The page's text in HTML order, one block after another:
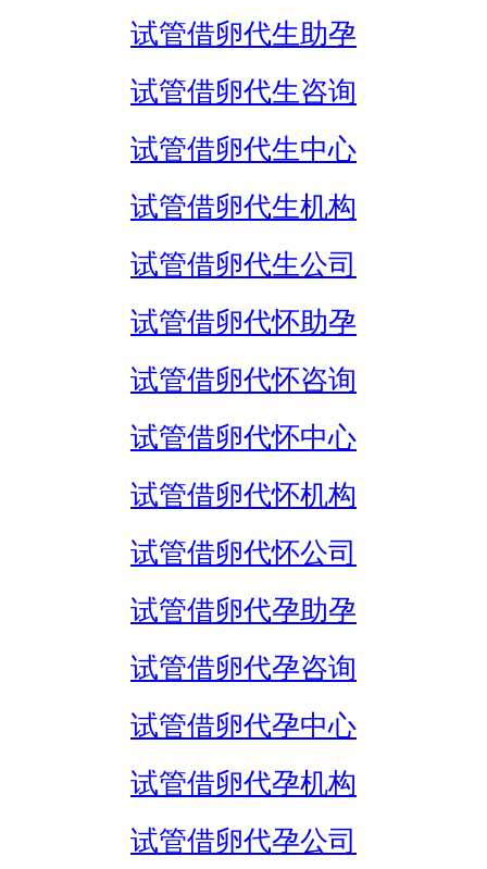
试管借卵代生助孕
试管借卵代生咨询
试管借卵代生中心
试管借卵代生机构
试管借卵代生公司
试管借卵代怀助孕
试管借卵代怀咨询
试管借卵代怀中心
试管借卵代怀机构
试管借卵代怀公司
试管借卵代孕助孕
试管借卵代孕咨询
试管借卵代孕中心
试管借卵代孕机构
试管借卵代孕公司